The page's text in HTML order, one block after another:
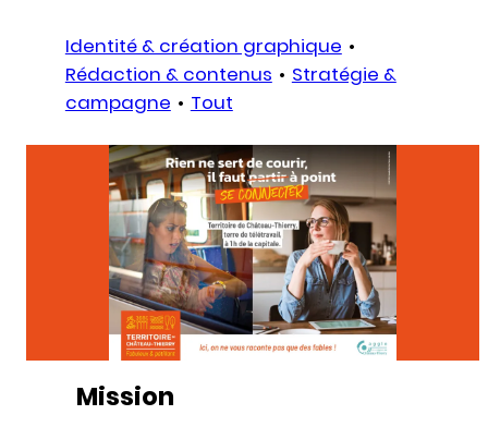
Identité & création graphique
Rédaction & contenus
Stratégie &
campagne
Tout
Mission